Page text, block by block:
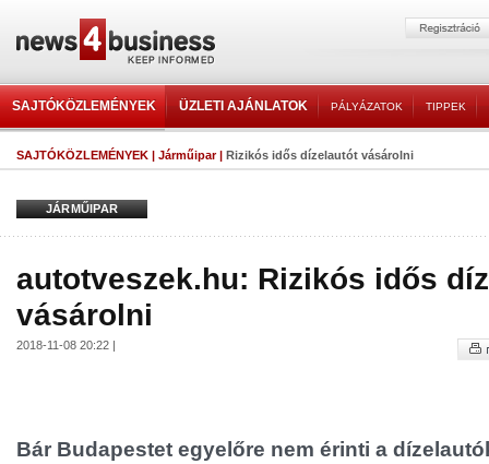
SAJTÓKÖZLEMÉNYEK ÜZLETI AJÁNLATOK PÁLYÁZATOK TIPPEK
SAJTÓKÖZLEMÉNYEK | Járműipar| Rizikós idős dízelautót vásárolni
JÁRMŰIPAR
autotveszek.hu: Rizikós idős
vásárolni
2018-11-08 20:22 |
Bár Budapestet egyelőre nem érinti a